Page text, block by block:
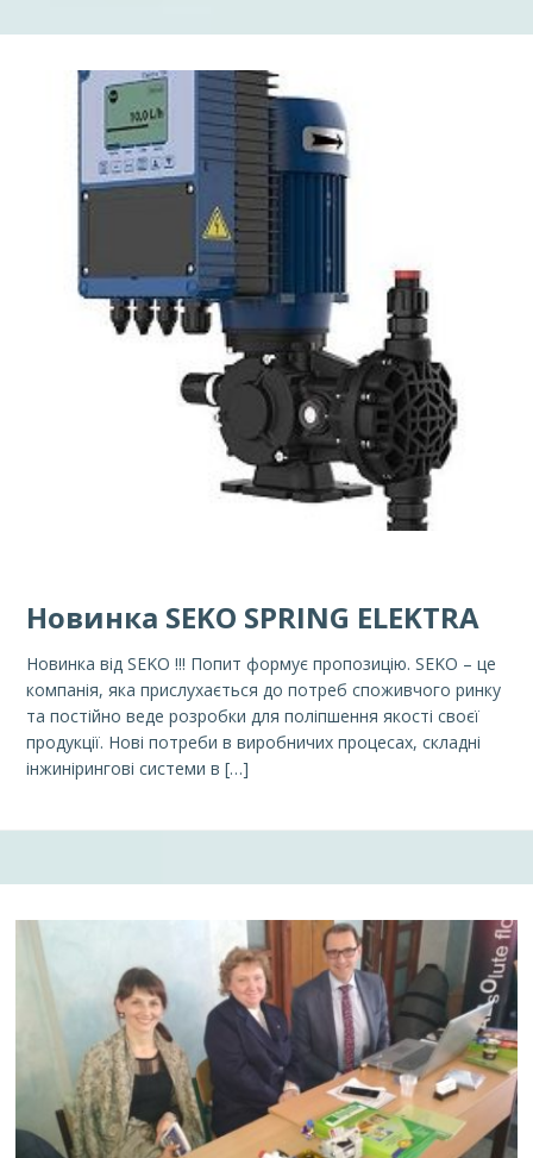
Новинка SEKO SPRING ELEKTRA
Новинка від SEKO !!! Попит формує пропозицію. SEKO – це
компанія, яка прислухається до потреб споживчого ринку
та постійно веде розробки для поліпшення якості своєї
продукції. Нові потреби в виробничих процесах, складні
інжинірингові системи в […]